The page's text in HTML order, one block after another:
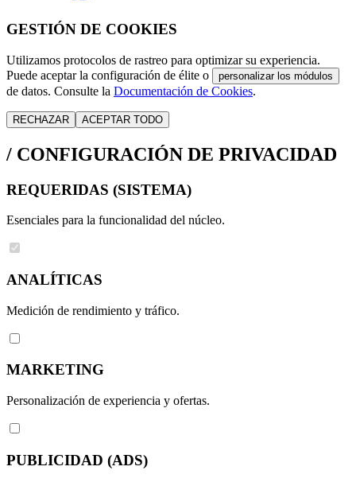
GESTIÓN DE COOKIES
Utilizamos protocolos de rastreo para optimizar su experiencia.
Puede aceptar la configuración de élite o
personalizar los módulos
de datos. Consulte la Documentación de Cookies.
RECHAZAR ACEPTAR TODO
/ CONFIGURACIÓN DE PRIVACIDAD
REQUERIDAS (SISTEMA)
Esenciales para la funcionalidad del núcleo.
ANALÍTICAS
Medición de rendimiento y tráfico.
MARKETING
Personalización de experiencia y ofertas.
PUBLICIDAD (ADS)